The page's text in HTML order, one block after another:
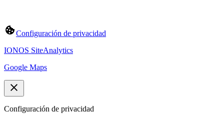
Configuración de privacidad
IONOS SiteAnalytics
Google Maps
Configuración de privacidad